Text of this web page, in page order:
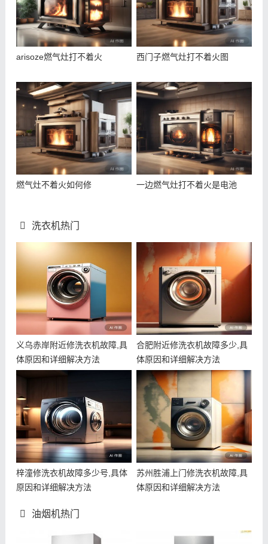
arisoze燃气灶打不着火 西门子燃气灶打不着火图
燃气灶不着火如何修 一边燃气灶打不着火是电池
洗衣机热门
义乌赤岸附近修洗衣机故障,具
体原因和详细解决方法
合肥附近修洗衣机故障多少,具
体原因和详细解决方法
梓潼修洗衣机故障多少号,具体
原因和详细解决方法
苏州胜浦上门修洗衣机故障,具
体原因和详细解决方法
油烟机热门